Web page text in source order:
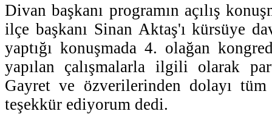
Divan başkanı programın açılış
ilçe başkanı Sinan Aktaş'ı kürsüye
yaptığı konuşmada 4. olağan
yapılan çalışmalarla ilgili olarak
Gayret ve özverilerinden dolayı tüm
teşekkür ediyorum dedi.